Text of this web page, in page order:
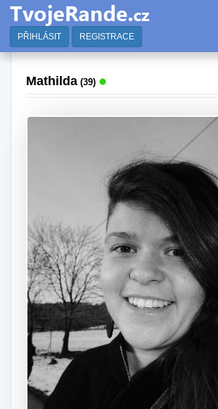
PŘIHLÁSIT REGISTRACE
Mathilda (39)